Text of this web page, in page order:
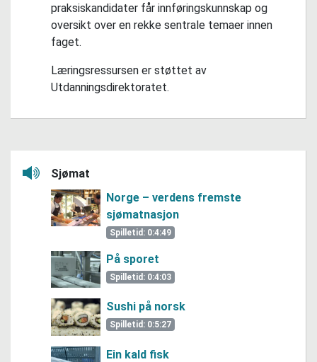
praksiskandidater får innføringskunnskap og
oversikt over en rekke sentrale temaer innen
faget.
Læringsressursen er støttet av
Utdanningsdirektoratet.
Sjømat
Norge – verdens fremste
sjømatnasjon
Spilletid: 0:4:49
På sporet
Spilletid: 0:4:03
Sushi på norsk
Spilletid: 0:5:27
Ein kald fisk
Lytt her